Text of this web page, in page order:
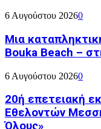
6 Αυγούστου 20260
Μια
Bouka Beach –
6 Αυγούστου 20260
20ή επετειακή
Εθελοντών
Όλους»